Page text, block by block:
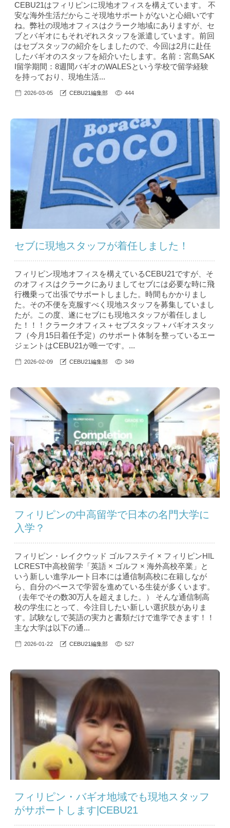
CEBU21はフィリピンに現地オフィスを構えています。 不
安な海外生活だからこそ現地サポートがないと心細いです
ね。弊社の現地オフィスはクラーク地域にありますが、セ
ブとバギオにもそれぞれスタッフを派遣しています。前回
はセブスタッフの紹介をしましたので、今回は2月に赴任
したバギオのスタッフを紹介いたします。名前：宮島SAK
I留学期間：8週間バギオのWALESという学校で留学経験
を持っており、現地生活...
2026-03-05 CEBU21編集部 444
セブに現地スタッフが着任しました！
フィリピン現地オフィスを構えているCEBU21ですが、そ
のオフィスはクラークにありましてセブには必要な時に飛
行機乗って出張でサポートしました。時間もかかりまし
た。その不便を克服すべく現地スタッフを募集していまし
たが。この度、遂にセブにも現地スタッフが着任しまし
た！！！クラークオフィス＋セブスタッフ＋バギオスタッ
フ（今月15日着任予定）のサポート体制を整っているエー
ジェントはCEBU21が唯一です。...
2026-02-09 CEBU21編集部 349
フィリピンの中高留学で日本の名門大学に
入学？
フィリピン・レイクウッド ゴルフステイ × フィリピンHIL
LCREST中高校留学「英語 × ゴルフ × 海外高校卒業」と
いう新しい進学ルート日本には通信制高校に在籍しなが
ら、自分のペースで学習を進めている生徒が多くいます。
（去年でその数30万人を超えました。） そんな通信制高
校の学生にとって、今注目したい新しい選択肢がありま
す。試験なしで英語の実力と書類だけで進学できます！！
主な大学は以下の通...
2026-01-22 CEBU21編集部 527
フィリピン・バギオ地域でも現地スタッフ
がサポートします|CEBU21